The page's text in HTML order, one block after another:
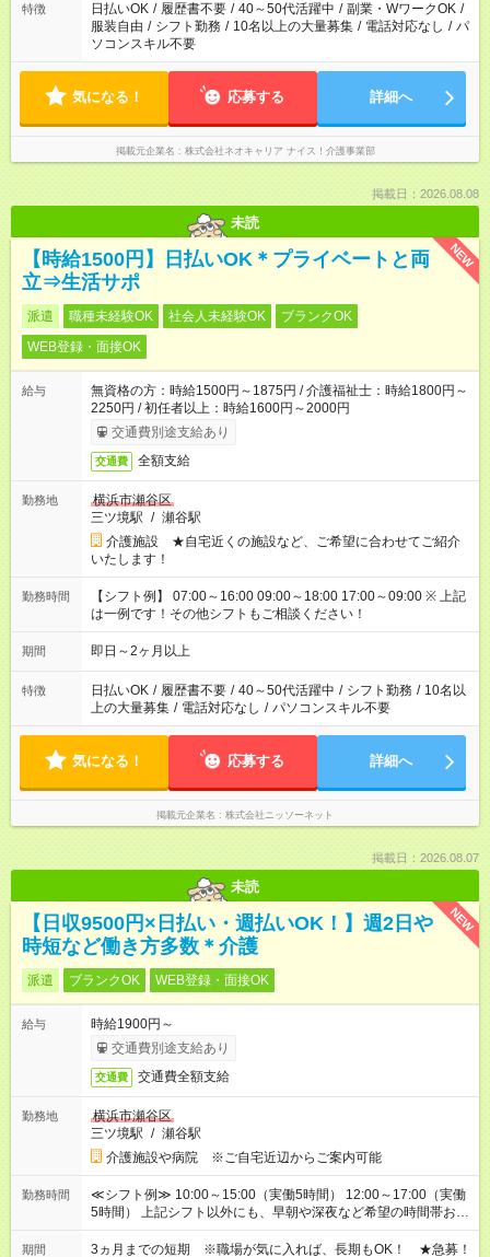
特徴 日払いOK / 履歴書不要 / 40～50代活躍中 / 副業・WワークOK /
服装自由 / シフト勤務 / 10名以上の大量募集 / 電話対応なし / パ
ソコンスキル不要
気になる！ 応募する 詳細へ
掲載元企業名 株式会社ネオキャリア ナイス！介護事業部
掲載日：2026.08.08
未読
NEW
【時給1500円】日払いOK＊プライベートと両
立⇒生活サポ
派遣 職種未経験OK 社会人未経験OK
ブランクOK
WEB登録・面接OK
給与
無資格の方：時給1500円～1875円 / 介護福祉士：時給1800円～
2250円 / 初任者以上：時給1600円～2000円
交通費別途支給あり
交通費 全額支給
勤務地
横浜市瀬谷区
三ツ境駅 / 瀬谷駅
介護施設 ★自宅近くの施設など、ご希望に合わせてご紹介
いたします！
勤務時間
【シフト例】 07:00～16:00 09:00～18:00 17:00～09:00 ※ 上記
は一例です！その他シフトもご相談ください！
期間 即日～2ヶ月以上
特徴 日払いOK / 履歴書不要 / 40～50代活躍中 / シフト勤務 / 10名以
上の大量募集 / 電話対応なし / パソコンスキル不要
気になる！ 応募する 詳細へ
掲載元企業名 株式会社ニッソーネット
掲載日：2026.08.07
未読
NEW
【日収9500円×日払い・週払いOK！】週2日や
時短など働き方多数＊介護
派遣 ブランクOK WEB登録・面接OK
給与
時給1900円～
交通費別途支給あり
交通費 交通費全額支給
勤務地
横浜市瀬谷区
三ツ境駅 / 瀬谷駅
介護施設や病院 ※ご自宅近辺からご案内可能
勤務時間
≪シフト例≫ 10:00～15:00（実働5時間） 12:00～17:00（実働
5時間） 上記シフト以外にも、早朝や深夜など希望の時間帯お聞
かせください！ 事前に担当からヒアリングもしますので、ご安
心ください！
期間
3ヵ月までの短期 ※職場が気に入れば、長期もOK！ ★急募！